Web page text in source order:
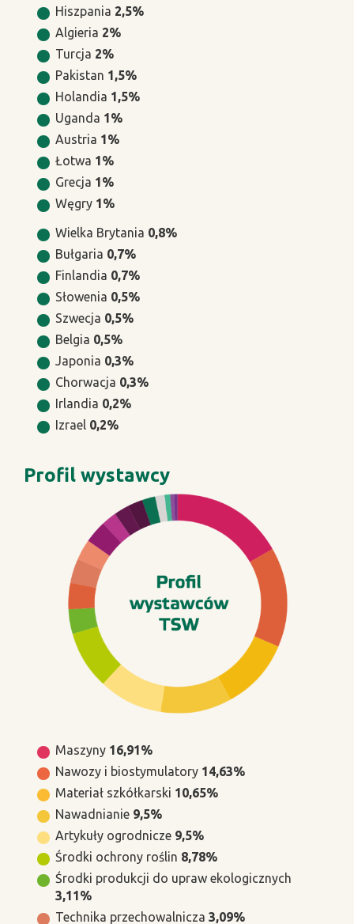
Hiszpania 2,5%
Algieria 2%
Turcja 2%
Pakistan 1,5%
Holandia 1,5%
Uganda 1%
Austria 1%
Łotwa 1%
Grecja 1%
Węgry 1%
Wielka Brytania 0,8%
Bułgaria 0,7%
Finlandia 0,7%
Słowenia 0,5%
Szwecja 0,5%
Belgia 0,5%
Japonia 0,3%
Chorwacja 0,3%
Irlandia 0,2%
Izrael 0,2%
Profil wystawcy
Maszyny 16,91%
Nawozy i biostymulatory 14,63%
Materiał szkółkarski 10,65%
Nawadnianie 9,5%
Artykuły ogrodnicze 9,5%
Środki ochrony roślin 8,78%
Środki produkcji do upraw ekologicznych
3,11%
Technika przechowalnicza 3,09%